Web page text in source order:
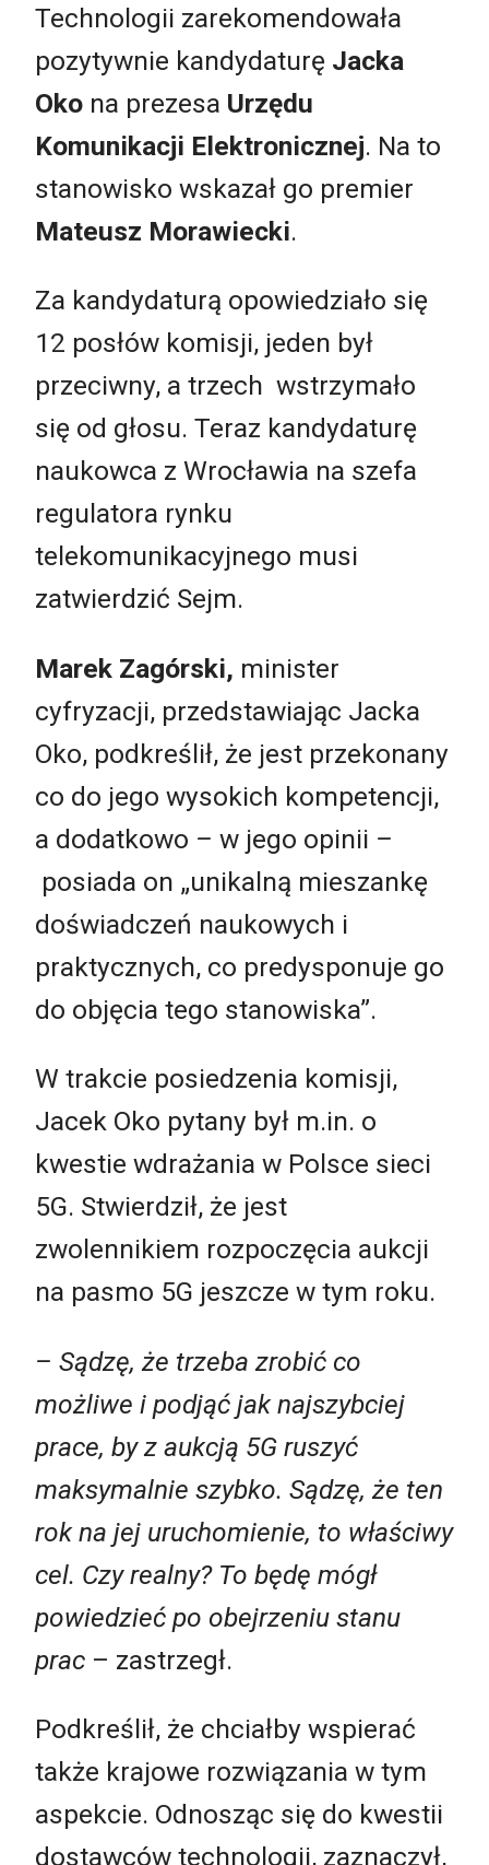
Technologii zarekomendowała
pozytywnie kandydaturę Jacka
Oko na prezesa Urzędu
Komunikacji Elektronicznej. Na to
stanowisko wskazał go premier
Mateusz Morawiecki.
Za kandydaturą opowiedziało się
12 posłów komisji, jeden był
przeciwny, a trzech wstrzymało
się od głosu. Teraz kandydaturę
naukowca z Wrocławia na szefa
regulatora rynku
telekomunikacyjnego musi
zatwierdzić Sejm.
Marek Zagórski, minister
cyfryzacji, przedstawiając Jacka
Oko, podkreślił, że jest przekonany
co do jego wysokich kompetencji,
a dodatkowo – w jego opinii –
posiada on „unikalną mieszankę
doświadczeń naukowych i
praktycznych, co predysponuje go
do objęcia tego stanowiska”.
W trakcie posiedzenia komisji,
Jacek Oko pytany był m.in. o
kwestie wdrażania w Polsce sieci
5G. Stwierdził, że jest
zwolennikiem rozpoczęcia aukcji
na pasmo 5G jeszcze w tym roku.
– Sądzę, że trzeba zrobić co
możliwe i podjąć jak najszybciej
prace, by z aukcją 5G ruszyć
maksymalnie szybko. Sądzę, że ten
rok na jej uruchomienie, to właściwy
cel. Czy realny? To będę mógł
powiedzieć po obejrzeniu stanu
prac – zastrzegł.
Podkreślił, że chciałby wspierać
także krajowe rozwiązania w tym
aspekcie. Odnosząc się do kwestii
dostawców technologii, zaznaczył,